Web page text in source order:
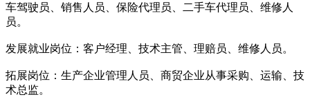
车驾驶员、销售人员、保险代理员、二手车代理员、维修人
员。
发展就业岗位：客户经理、技术主管、理赔员、维修人员。
拓展岗位：生产企业管理人员、商贸企业从事采购、运输、技
术总监。